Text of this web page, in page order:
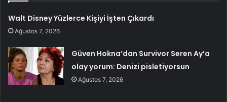
Walt Disney Yüzlerce Kişiyi İşten Çıkardı
Ağustos 7, 2026
Güven Hokna’dan Survivor Seren Ay’a
olay yorum: Denizi pisletiyorsun
Ağustos 7, 2026